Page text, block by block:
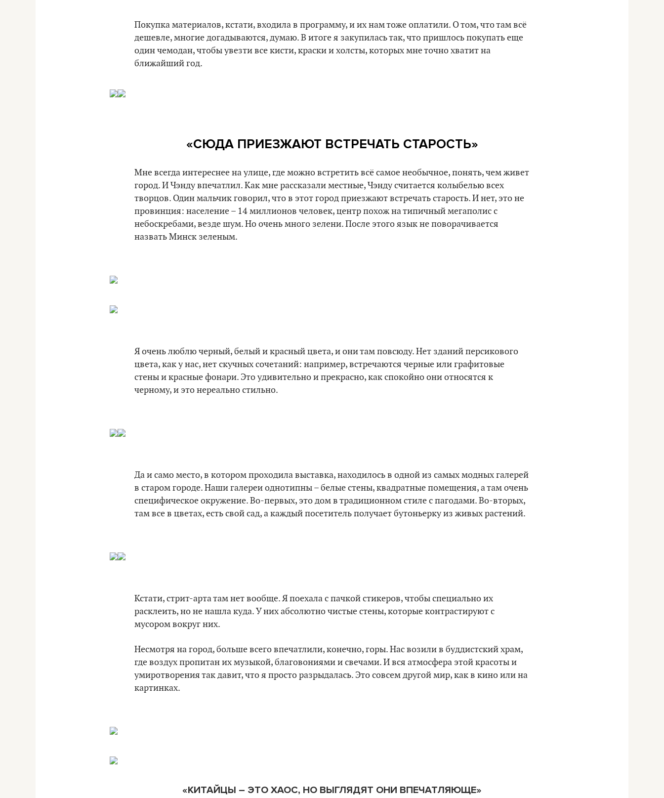
Покупка материалов, кстати, входила в программу, и их нам тоже оплатили. О том, что там всё
дешевле, многие догадываются, думаю. В итоге я закупилась так, что пришлось покупать еще
один чемодан, чтобы увезти все кисти, краски и холсты, которых мне точно хватит на
ближайший год.
«СЮДА ПРИЕЗЖАЮТ ВСТРЕЧАТЬ СТАРОСТЬ»
Мне всегда интереснее на улице, где можно встретить всё самое необычное, понять, чем живет
город. И Чэнду впечатлил. Как мне рассказали местные, Чэнду считается колыбелью всех
творцов. Один мальчик говорил, что в этот город приезжают встречать старость. И нет, это не
провинция: население – 14 миллионов человек, центр похож на типичный мегаполис с
небоскребами, везде шум. Но очень много зелени. После этого язык не поворачивается
назвать Минск зеленым.
Я очень люблю черный, белый и красный цвета, и они там повсюду. Нет зданий персикового
цвета, как у нас, нет скучных сочетаний: например, встречаются черные или графитовые
стены и красные фонари. Это удивительно и прекрасно, как спокойно они относятся к
черному, и это нереально стильно.
Да и само место, в котором проходила выставка, находилось в одной из самых модных галерей
в старом городе. Наши галереи однотипны – белые стены, квадратные помещения, а там очень
специфическое окружение. Во-первых, это дом в традиционном стиле с пагодами. Во-вторых,
там все в цветах, есть свой сад, а каждый посетитель получает бутоньерку из живых растений.
Кстати, стрит-арта там нет вообще. Я поехала с пачкой стикеров, чтобы специально их
расклеить, но не нашла куда. У них абсолютно чистые стены, которые контрастируют с
мусором вокруг них.
Несмотря на город, больше всего впечатлили, конечно, горы. Нас возили в буддистский храм,
где воздух пропитан их музыкой, благовониями и свечами. И вся атмосфера этой красоты и
умиротворения так давит, что я просто разрыдалась. Это совсем другой мир, как в кино или на
картинках.
«КИТАЙЦЫ – ЭТО ХАОС, НО ВЫГЛЯДЯТ ОНИ ВПЕЧАТЛЯЮЩЕ»